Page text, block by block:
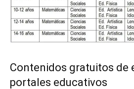
Contenidos gratuitos de
portales educativos